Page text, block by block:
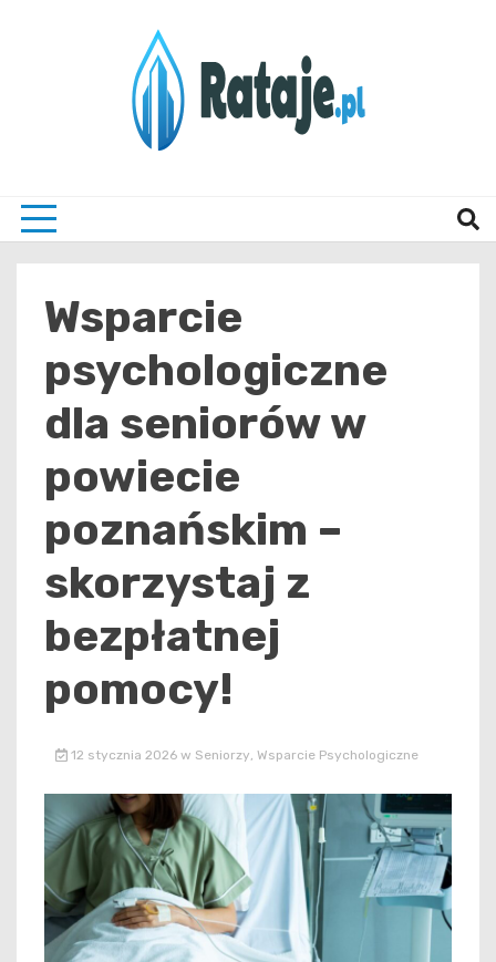
Wsparcie
psychologiczne
dla seniorów w
powiecie
poznańskim –
skorzystaj z
bezpłatnej
pomocy!
12 stycznia 2026 w Seniorzy, Wsparcie Psychologiczne